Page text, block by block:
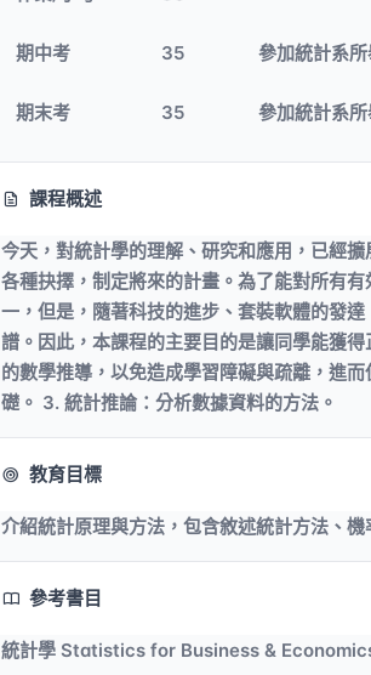
期中考 35 參加統計系
期末考 35 參加統計系
課程概述
今天，對統計學的理解、研究和應用，已經
各種抉擇，制定將來的計畫。為了能對所有
一，但是，隨著科技的進步、套裝軟體的發
譜。因此，本課程的主要目的是讓同學能獲
的數學推導，以免造成學習障礙與疏離，進
礎。 3. 統計推論：分析數據資料的方法。
教育目標
介紹統計原理與方法，包含敘述統計方法、
參考書目
統計學 Statistics for Business &